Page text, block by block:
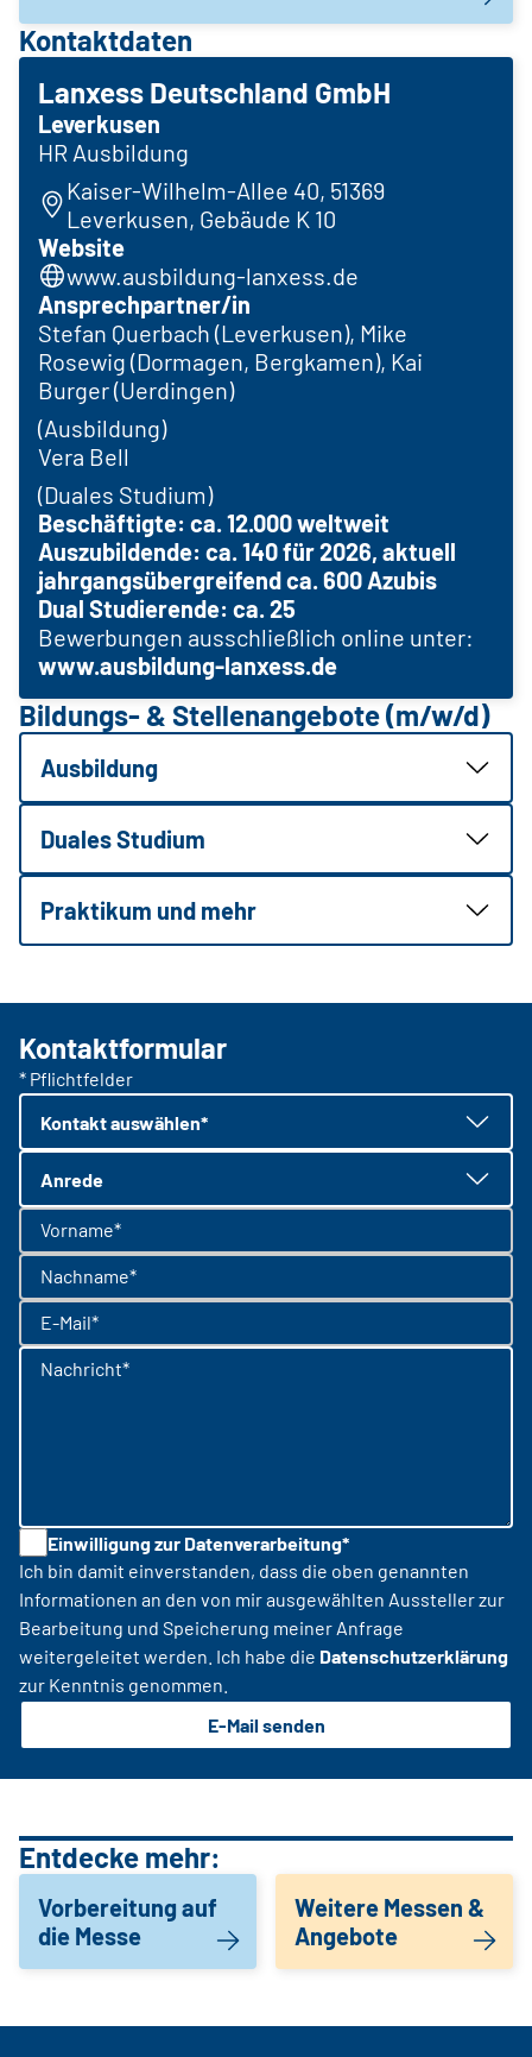
Kontaktdaten
Lanxess Deutschland GmbH
Leverkusen
HR Ausbildung
Kaiser-Wilhelm-Allee 40, 51369
Leverkusen, Gebäude K 10
Website
www.ausbildung-lanxess.de
Ansprechpartner/in
Stefan Querbach (Leverkusen), Mike
Rosewig (Dormagen, Bergkamen), Kai
Burger (Uerdingen)
(Ausbildung)
Vera Bell
(Duales Studium)
Beschäftigte: ca. 12.000 weltweit
Auszubildende: ca. 140 für 2026, aktuell
jahrgangsübergreifend ca. 600 Azubis
Dual Studierende: ca. 25
Bewerbungen ausschließlich online unter:
www.ausbildung-lanxess.de
Bildungs- & Stellenangebote (m/w/d)
Ausbildung
Duales Studium
Praktikum und mehr
Kontaktformular
* Pflichtfelder
Kontakt auswählen*
Anrede
Vorname*
Nachname*
E-Mail*
Nachricht*
Einwilligung zur Datenverarbeitung*
Ich bin damit einverstanden, dass die oben genannten
Informationen an den von mir ausgewählten Aussteller zur
Bearbeitung und Speicherung meiner Anfrage
weitergeleitet werden. Ich habe die Datenschutzerklärung
zur Kenntnis genommen.
E-Mail senden
Entdecke mehr:
Vorbereitung auf
die Messe
Weitere Messen &
Angebote